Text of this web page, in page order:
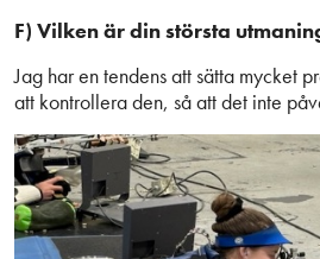
F) Vilken är din största
Jag har en tendens att sätta mycket
att kontrollera den, så att det inte